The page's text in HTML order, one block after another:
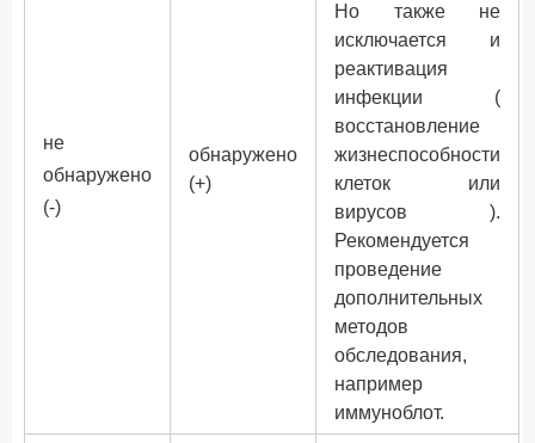
не
обнаружено
(-)
обнаружено
(+)
Но также не
исключается и
реактивация
инфекции (
восстановление
жизнеспособности
клеток или
вирусов ).
Рекомендуется
проведение
дополнительных
методов
обследования,
например
иммуноблот.